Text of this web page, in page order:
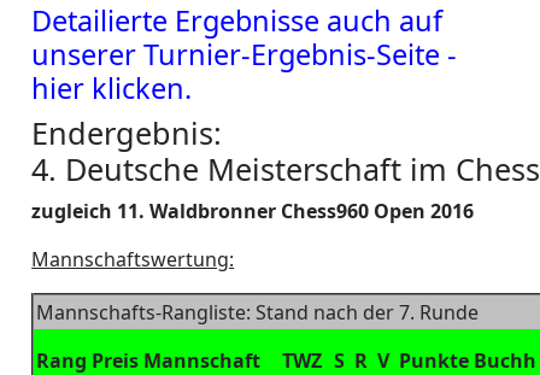
Detailierte Ergebnisse auch auf
unserer Turnier-Ergebnis-Seite -
hier klicken.
Endergebnis:
4. Deutsche Meisterschaft im
zugleich 11. Waldbronner Chess960 Open 2016
Mannschaftswertung:
Mannschafts-Rangliste: Stand nach der 7. Runde
Rang Preis Mannschaft TWZ S R V Punkte Buchh